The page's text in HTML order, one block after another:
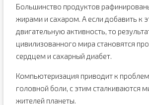
Большинство продуктов
жирами и сахаром. А если добавить к
двигательную активность, то
цивилизованного мира становятся
сердцем и сахарный диабет.
Компьютеризация приводит к
головной боли, с этим сталкиваются
жителей планеты.